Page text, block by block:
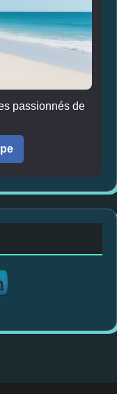
passionnés de